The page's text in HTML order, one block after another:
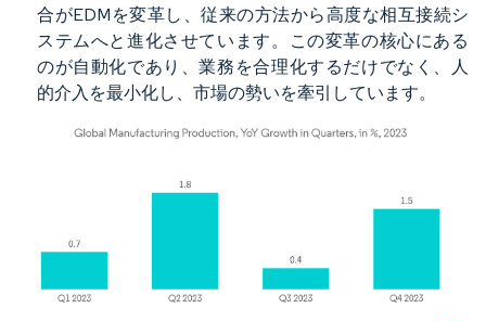
合がEDMを変革し、従来の方法から高度な相互接続シ
ステムへと進化させています。この変革の核心にある
のが自動化であり、業務を合理化するだけでなく、人
的介入を最小化し、市場の勢いを牽引しています。